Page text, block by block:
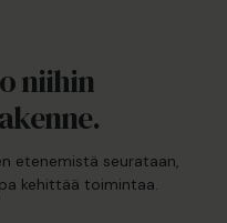
niihin
etenemistä seurataan,
kehittää toimintaa.